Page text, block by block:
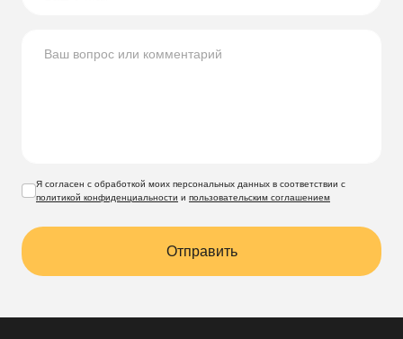
Я согласен с обработкой моих персональных данных в соответствии с
политикой конфиденциальности и пользовательским соглашением
Отправить